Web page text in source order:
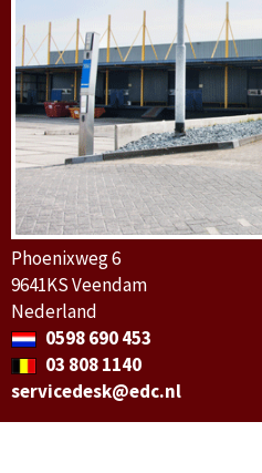
Phoenixweg 6
9641KS Veendam
Nederland
0598 690 453
03 808 1140
servicedesk@edc.nl